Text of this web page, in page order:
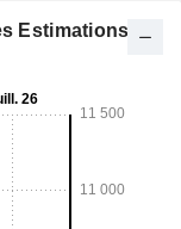
Estimations